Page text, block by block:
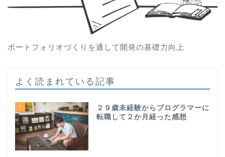
ポートフォリオづくりを通して開発の基礎力向上
よく読まれている記事
1
２９歳未経験からプログラマーに
転職して２か月経った感想